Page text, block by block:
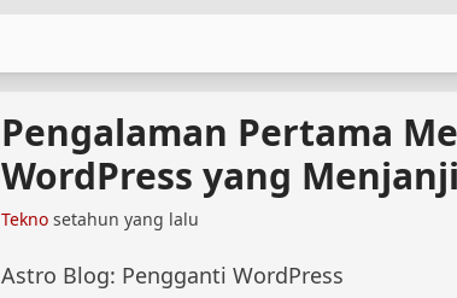
Pengalaman Pertama
WordPress yang
Tekno setahun yang lalu
Astro Blog: Pengganti WordPress